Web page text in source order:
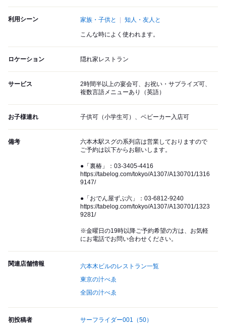
利用シーン 家族・子供と 知人・友人と
こんな時によく使われます。
ロケーション 隠れ家レストラン
サービス
2時間半以上の宴会可、お祝い・サプライズ可、
複数言語メニューあり（英語）
お子様連れ 子供可（小学生可）、ベビーカー入店可
備考
六本木駅スグの系列店は営業しておりますので
ご予約は以下からお願いします。
●「裏椿」：03-3405-4416
https://tabelog.com/tokyo/A1307/A130701/1316
9147/
●「おでん屋ずぶ六」：03-6812-9240
https://tabelog.com/tokyo/A1307/A130701/1323
9281/
※金曜日の19時以降ご予約希望の方は、お気軽
にお電話でお問い合わせください。
関連店舗情報
六本木ビルのレストラン一覧
東京の汁べゑ
全国の汁べゑ
初投稿者 サーフライダー001 （50）